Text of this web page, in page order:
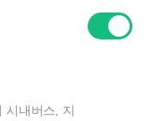
내버스, 지